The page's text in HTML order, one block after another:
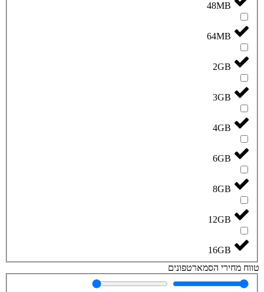
48MB
64MB
2GB
3GB
4GB
6GB
8GB
12GB
16GB
טווח מחירי הסמארטפונים